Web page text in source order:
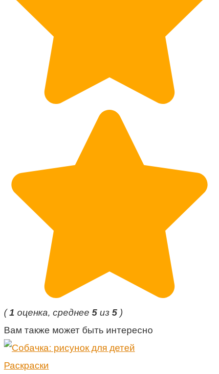
(1 оценка, среднее 5 из 5 )
Вам также может быть интересно
Раскраски